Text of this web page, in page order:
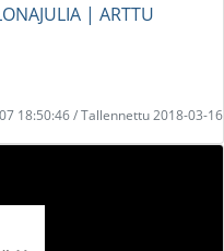
| ARTTU
18:50:46 / Tallennettu 2018-03-16